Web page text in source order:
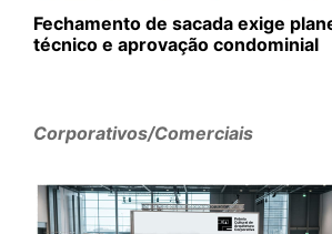
Fechamento de sacada exige
técnico e aprovação condominial
Corporativos/Comerciais